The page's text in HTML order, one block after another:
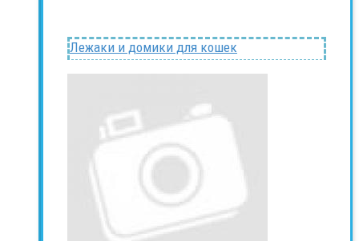
Лежаки и домики для кошек